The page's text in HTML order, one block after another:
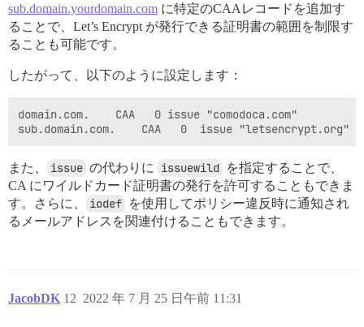
sub.domain.yourdomain.com に特定のCAAレコードを追加す
ることで、Let’s Encrypt が発行できる証明書の範囲を制限す
ることも可能です。
したがって、以下のように設定します：
domain.com.    CAA   0 issue "comodoca.com"
また、 issue の代わりに issuewild
を指定することで、
CA にワイルドカード証明書の発行を許可することもできま
す。さらに、
iodef を使用してポリシー違反時に通知され
るメールアドレスを関連付けることもできます。
JacobDK 2022 年 7 月 25 日午前 11:31
12